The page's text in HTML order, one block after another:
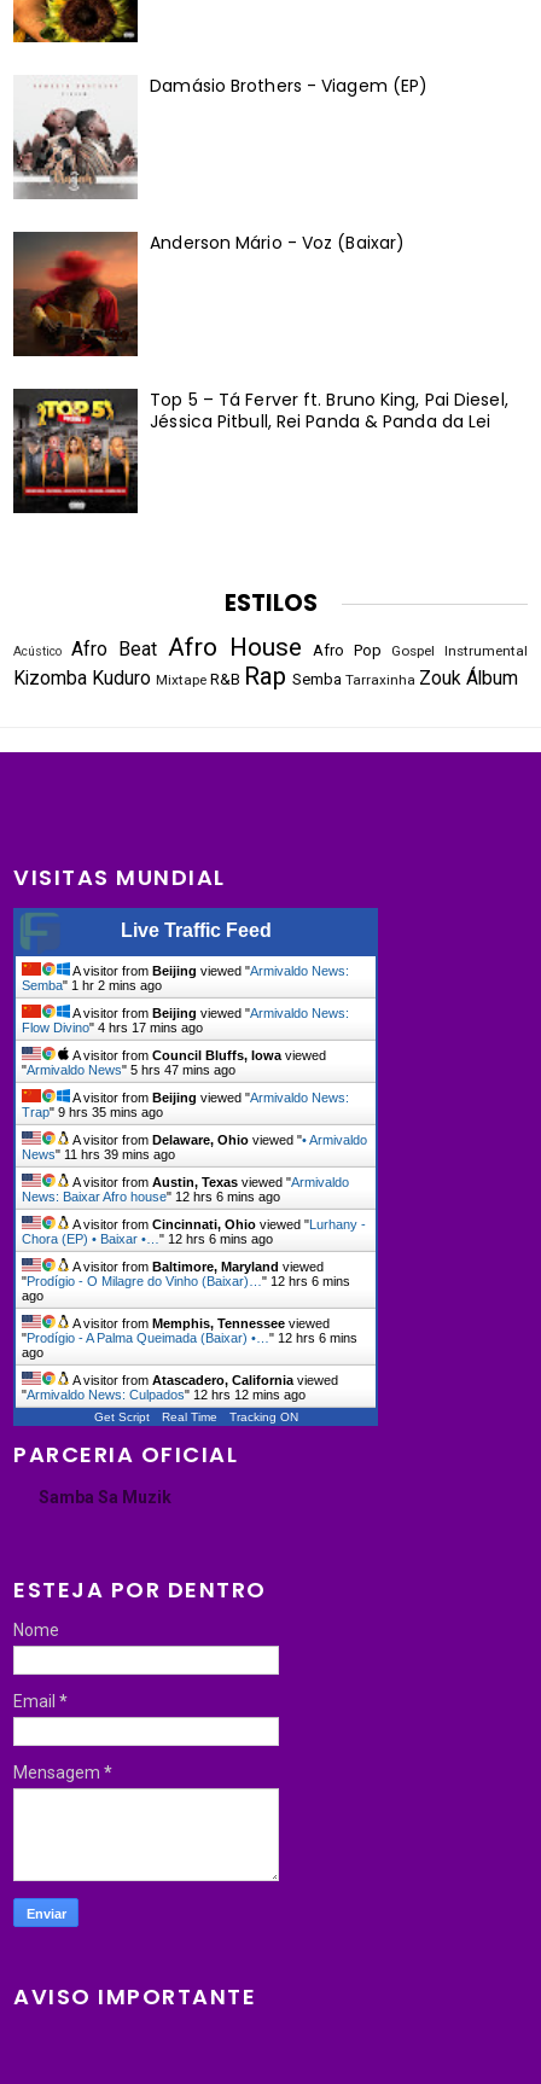
Damásio Brothers - Viagem (EP)
Anderson Mário - Voz (Baixar)
Top 5 – Tá Ferver ft. Bruno King, Pai Diesel,
Jéssica Pitbull, Rei Panda & Panda da Lei
ESTILOS
Acústico Afro Beat Afro House Afro Pop Gospel Instrumental
Kizomba Kuduro Mixtape R&B Rap Semba Tarraxinha Zouk Álbum
VISITAS MUNDIAL
Live Traffic Feed
A visitor from Beijing viewed "Armivaldo News:
Semba"1 hr 2 mins ago
A visitor from Beijing viewed "Armivaldo News:
Flow Divino"4 hrs 17 mins ago
A visitor fromCouncil Bluffs, Iowaviewed
"Armivaldo News"5 hrs 47 mins ago
A visitor from Beijing viewed "Armivaldo News:
Trap"9 hrs 35 mins ago
A visitor from Delaware, Ohio viewed "• Armivaldo
News"11 hrs 39 mins ago
A visitor fromAustin, Texas viewed "Armivaldo
News: Baixar Afro house"12 hrs 6 mins ago
A visitor fromCincinnati, Ohio viewed "Lurhany -
Chora (EP) • Baixar •…"12 hrs 6 mins ago
A visitor from Baltimore, Maryland viewed
"Prodígio - O Milagre do Vinho (Baixar)…"12 hrs 6 mins
ago
A visitor from Memphis, Tennessee viewed
"Prodígio - A Palma Queimada (Baixar) •…"12 hrs 6 mins
ago
A visitor fromAtascadero, Californiaviewed
"Armivaldo News: Culpados"12 hrs 12 mins ago
Get Script Real Time Tracking ON
PARCERIA OFICIAL
Samba Sa Muzik
ESTEJA POR DENTRO
Nome
Email*
Mensagem*
AVISO IMPORTANTE